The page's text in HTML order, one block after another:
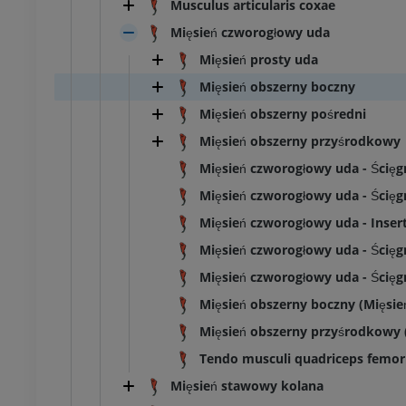
Musculus articularis coxae
Mięsień czworogłowy uda
Mięsień prosty uda
Mięsień obszerny boczny
Mięsień obszerny pośredni
Mięsień obszerny przyśrodkowy
Mięsień czworogłowy uda -
Mięsień czworogłowy uda -
Mięsień czworogłowy uda -
Mięsień czworogłowy uda -
Mięsień czworogłowy uda -
Mięsień obszerny boczny
Mięsień obszerny przyśrodkowy
Tendo musculi quadriceps
Mięsień stawowy kolana
Bydło - Osteologia
Ilustracje
PREMIUM